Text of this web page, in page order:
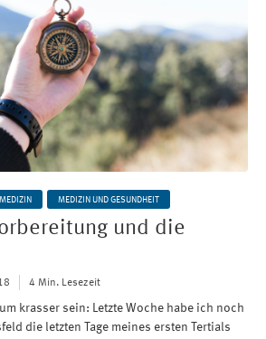
MEDIZIN MEDIZIN UND GESUNDHEIT
und die
4 Min. Lesezeit
krasser sein: Letzte Woche habe ich noch
die letzten Tage meines ersten Tertials